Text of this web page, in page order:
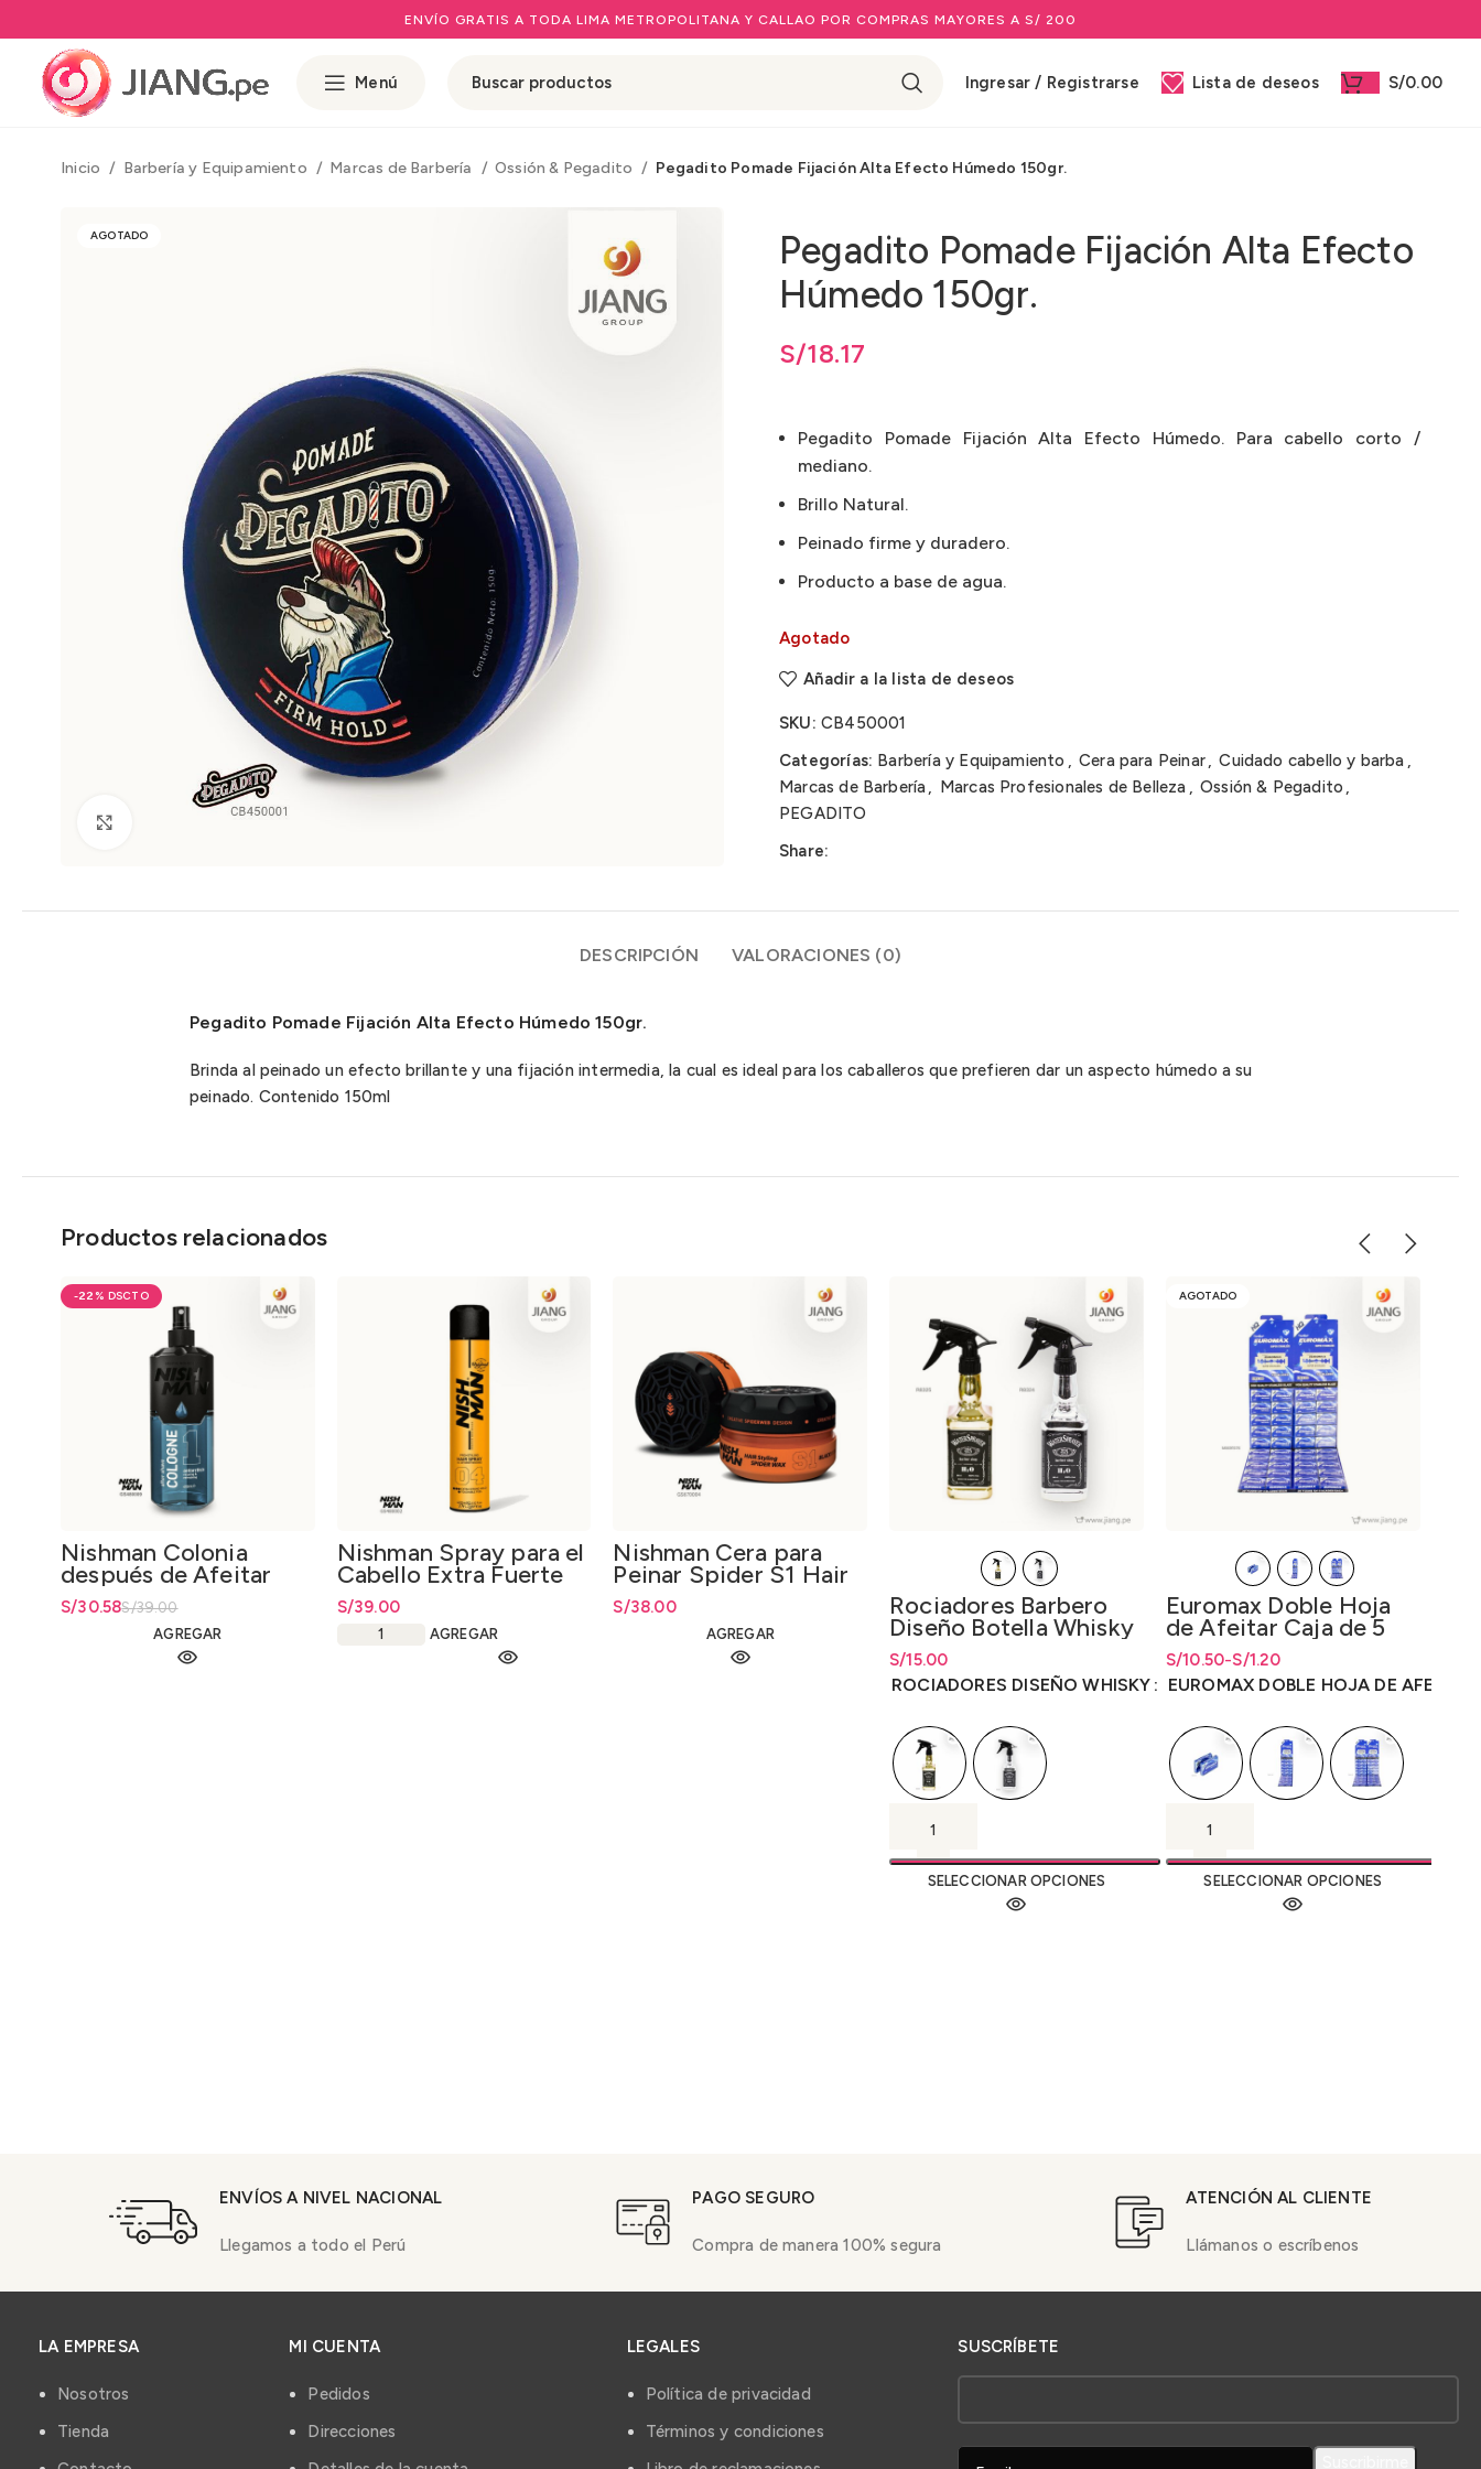
ENVÍO GRATIS A TODA LIMA METROPOLITANA Y CALLAO POR COMPRAS MAYORES A S/ 200
Menú Ingresar / Registrarse Lista de deseos S/0.00
Inicio Barbería y Equipamiento Marcas de Barbería Ossión & Pegadito Pegadito Pomade Fijación Alta Efecto Húmedo 150gr.
AGOTADO
Pegadito Pomade Fijación Alta Efecto
Húmedo 150gr.
S/18.17
Pegadito Pomade Fijación Alta Efecto Húmedo. Para cabello corto /
mediano.
Brillo Natural.
Peinado firme y duradero.
Producto a base de agua.
Agotado
Añadir a la lista de deseos
SKU: CB450001
Categorías: Barbería y Equipamiento , Cera para Peinar, Cuidado cabello y barba ,
Marcas de Barbería, Marcas Profesionales de Belleza , Ossión & Pegadito ,
PEGADITO
Share:
DESCRIPCIÓN VALORACIONES (0)
Pegadito Pomade Fijación Alta Efecto Húmedo 150gr.
Brinda al peinado un efecto brillante y una fijación intermedia, la cual es ideal para los caballeros que prefieren dar un aspecto húmedo a su
peinado. Contenido 150ml
Productos relacionados
-22%
Nishman Colonia
después de Afeitar
Antartica 1 After
Shave Cologne
Antártica 1 400ml.
S/39.00
El precio original era: S/39.00.
S/30.58
El precio actual es: S/30.58.
AGREGAR
Nishman Spray para el
Cabello Extra Fuerte
04 Hair Spray 04
Extra Strong Hold
400ml.
S/39.00
AGREGAR
Nishman Cera para
Peinar Spider S1 Hair
Spider Wax S1 150ml.
S/38.00
AGREGAR
Rociadores Barbero
Diseño Botella Whisky
500ml.
S/15.00
Rango de precios: desde
hastaS/15.00
ROCIADORES DISEÑO WHISKY
SELECCIONAR OPCIONES
AGOTADO
Euromax Doble Hoja
de Afeitar Caja de 5
unid S/1.20
-
S/10.50
Rango de precios: desde S/1.20
hasta S/10.50
Rango de precios: desde
hastaS/10.50
EUROMAX DOBLE HOJA DE AFEITAR
SELECCIONAR OPCIONES
ENVÍOS A NIVEL NACIONAL
Llegamos a todo el Perú
PAGO SEGURO
Compra de manera 100% segura
ATENCIÓN AL CLIENTE
Llámanos o escríbenos
LA EMPRESA
Nosotros
Tienda
MI CUENTA
Pedidos
Direcciones
LEGALES
Política de privacidad
Términos y condiciones
SUSCRÍBETE